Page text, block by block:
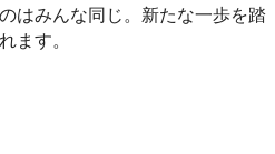
みんな同じ。新たな一歩を踏
ます。